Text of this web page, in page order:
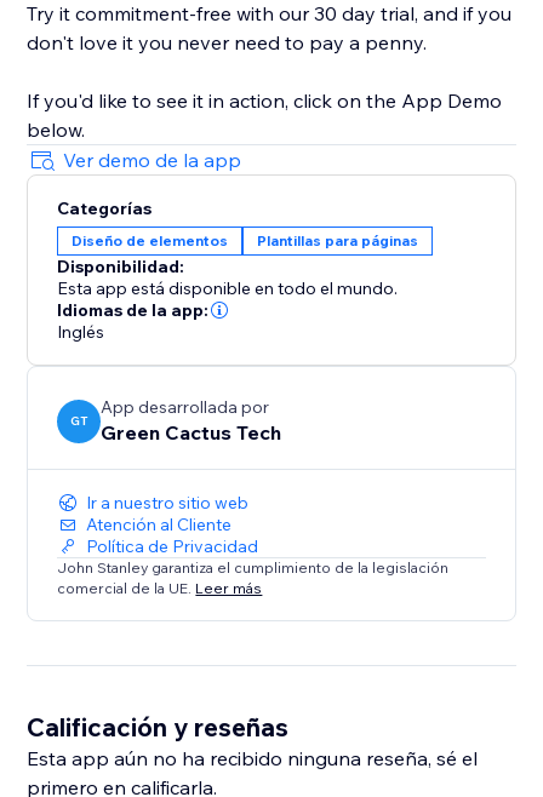
Try it commitment-free with our 30 day trial, and if you
don't love it you never need to pay a penny.
If you'd like to see it in action, click on the App Demo
below.
Ver demo de la app
Categorías
Diseño de elementos Plantillas para páginas
Disponibilidad:
Esta app está disponible en todo el mundo.
Idiomas de la app:
Inglés
GT
App desarrollada por
Green Cactus Tech
Ir a nuestro sitio web
Atención al Cliente
Política de Privacidad
John Stanley garantiza el cumplimiento de la legislación
comercial de la UE. Leer más
Calificación y reseñas
Esta app aún no ha recibido ninguna reseña, sé el
primero en calificarla.